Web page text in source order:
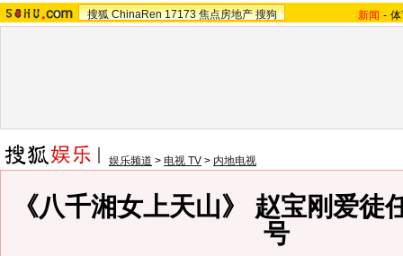
搜狐 ChinaRen 17173 焦点房地产 搜狗 新闻 -
娱乐频道 > 电视 TV > 内地电视
《八千湘女上天山》 赵宝刚爱徒
号